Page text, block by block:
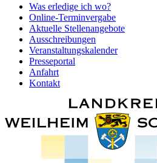
Was erledige ich wo?
Online-Terminvergabe
Aktuelle Stellenangebote
Ausschreibungen
Veranstaltungskalender
Presseportal
Anfahrt
Kontakt